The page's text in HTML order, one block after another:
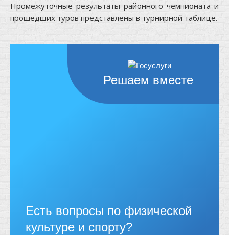
Промежуточные результаты районного чемпионата и
прошедших туров представлены в турнирной таблице.
Решаем вместе
Есть вопросы по физической
культуре и спорту?